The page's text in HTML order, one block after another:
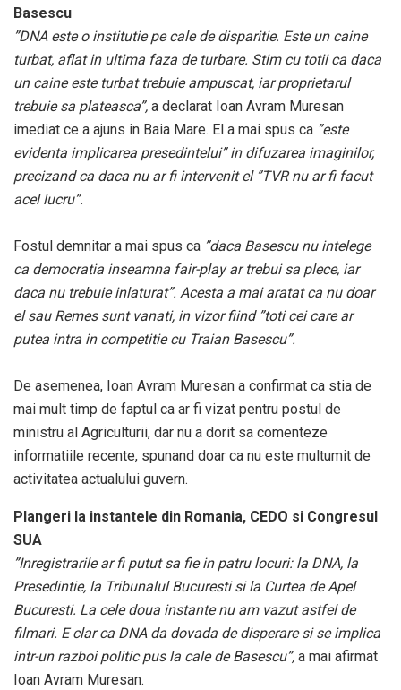
Basescu
”DNA este o institutie pe cale de disparitie. Este un caine
turbat, aflat in ultima faza de turbare. Stim cu totii ca daca
un caine este turbat trebuie ampuscat, iar proprietarul
trebuie sa plateasca”, a declarat Ioan Avram Muresan
imediat ce a ajuns in Baia Mare. El a mai spus ca ”este
evidenta implicarea presedintelui” in difuzarea imaginilor,
precizand ca daca nu ar fi intervenit el ”TVR nu ar fi facut
acel lucru”.
Fostul demnitar a mai spus ca ”daca Basescu nu intelege
ca democratia inseamna fair-play ar trebui sa plece, iar
daca nu trebuie inlaturat”. Acesta a mai aratat ca nu doar
el sau Remes sunt vanati, in vizor fiind ”toti cei care ar
putea intra in competitie cu Traian Basescu”.
De asemenea, Ioan Avram Muresan a confirmat ca stia de
mai mult timp de faptul ca ar fi vizat pentru postul de
ministru al Agriculturii, dar nu a dorit sa comenteze
informatiile recente, spunand doar ca nu este multumit de
activitatea actualului guvern.
Plangeri la instantele din Romania, CEDO si Congresul
SUA
”Inregistrarile ar fi putut sa fie in patru locuri: la DNA, la
Presedintie, la Tribunalul Bucuresti si la Curtea de Apel
Bucuresti. La cele doua instante nu am vazut astfel de
filmari. E clar ca DNA da dovada de disperare si se implica
intr-un razboi politic pus la cale de Basescu”, a mai afirmat
Ioan Avram Muresan.